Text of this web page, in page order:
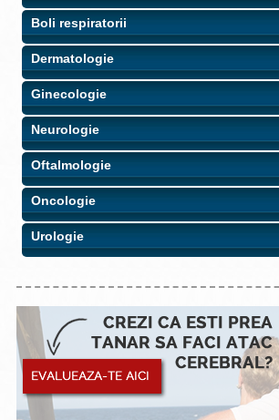
Boli respiratorii
Dermatologie
Ginecologie
Neurologie
Oftalmologie
Oncologie
Urologie